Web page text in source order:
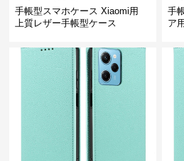
手帳型スマホケース Xiaomi用
上質レザー手帳型ケース
手
ア